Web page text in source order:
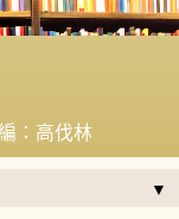
：高伐林
▼